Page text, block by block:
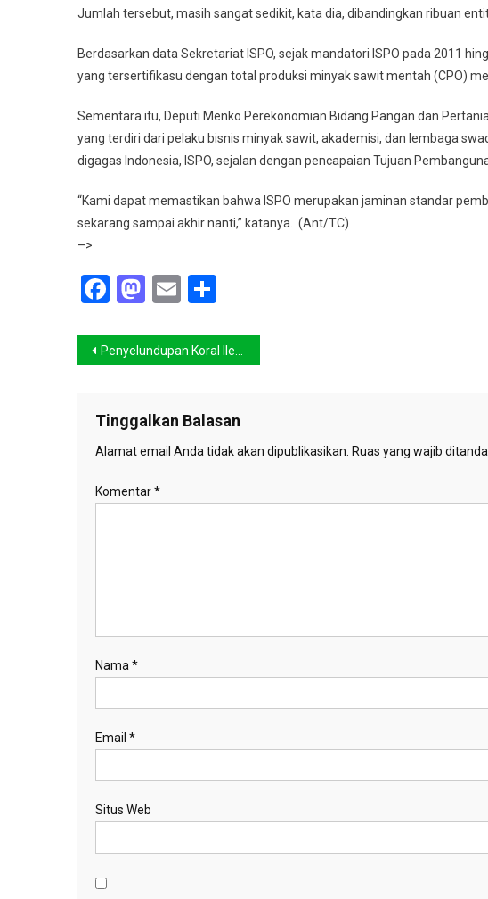
Jumlah tersebut, masih sangat sedikit, kata dia, dibandingkan ribuan
Berdasarkan data Sekretariat ISPO, sejak mandatori ISPO pada 2011
yang tersertifikasu dengan total produksi minyak sawit mentah (CPO)
Sementara itu, Deputi Menko Perekonomian Bidang Pangan dan
yang terdiri dari pelaku bisnis minyak sawit, akademisi, dan lembaga
digagas Indonesia, ISPO, sejalan dengan pencapaian Tujuan
“Kami dapat memastikan bahwa ISPO merupakan jaminan standar
sekarang sampai akhir nanti,” katanya. (Ant/TC)
–>
Facebook
Mastodon
Email
Navigasi
Penyelundupan Koral Ilegal Diamankan di Bandara Hasanuddin Makassar
Tinggalkan Balasan
Alamat email Anda tidak akan dipublikasikan. Ruas yang wajib
Komentar*
Nama *
Email *
Situs Web